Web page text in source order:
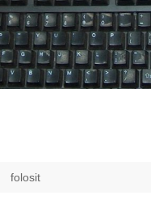
folosit